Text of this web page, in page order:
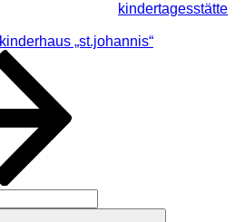
kindertagesstätte
kinderhaus „st.johannis“